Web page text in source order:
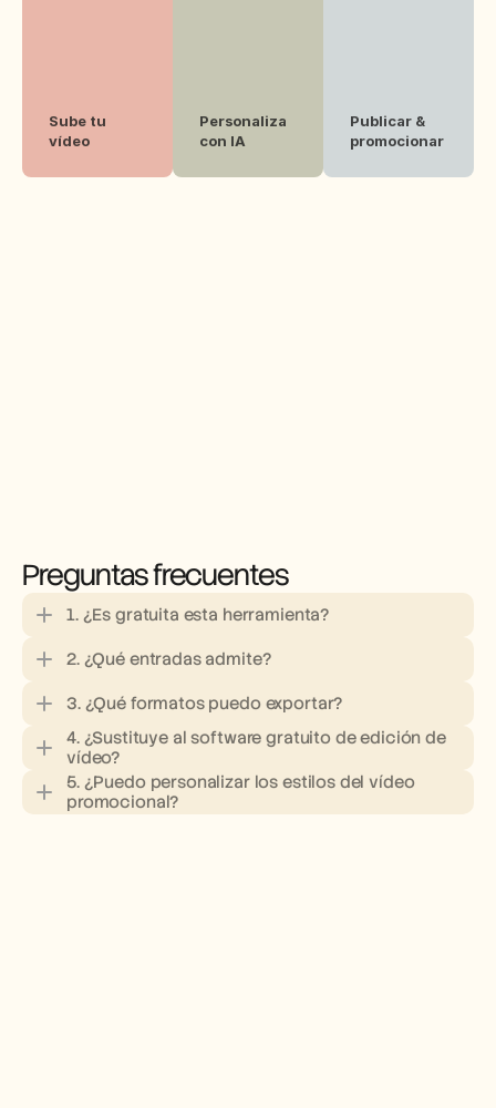
Sube tu
vídeo
Personaliza
con IA
Publicar &
promocionar
Preguntas frecuentes
1. ¿Es gratuita esta herramienta?
2. ¿Qué entradas admite?
3. ¿Qué formatos puedo exportar?
4. ¿Sustituye al software gratuito de edición de
vídeo?
5. ¿Puedo personalizar los estilos del vídeo
promocional?